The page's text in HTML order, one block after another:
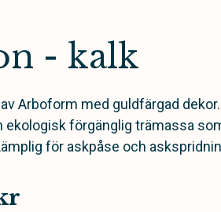
- kalk
Arboform med guldfärgad
ekologisk förgänglig trämassa
för askpåse och